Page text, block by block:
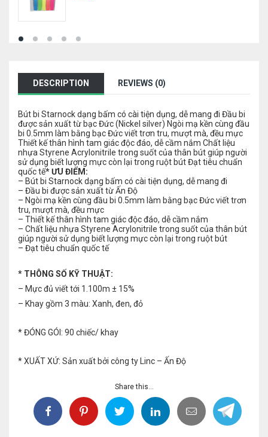
DESCRIPTION REVIEWS (0)
Bút bi Starnock dạng bấm có cài tiện dụng, dễ mang đi Đầu bi
được sản xuất từ bạc Đức (Nickel silver) Ngòi mạ kền cùng đầu
bi 0.5mm làm bằng bạc Đức viết trơn tru, mượt mà, đều mực
Thiết kế thân hình tam giác độc đáo, dễ cầm nắm Chất liệu
nhựa Styrene Acrylonitrile trong suốt của thân bút giúp người
sử dụng biết lượng mực còn lại trong ruột bút Đạt tiêu chuẩn
quốc tế* ƯU ĐIỂM:
– Bút bi Starnock dạng bấm có cài tiện dụng, dễ mang đi
– Đầu bi được sản xuất từ Ấn Độ
– Ngòi mạ kền cùng đầu bi 0.5mm làm bằng bạc Đức viết trơn
tru, mượt mà, đều mực
– Thiết kế thân hình tam giác độc đáo, dễ cầm nắm
– Chất liệu nhựa Styrene Acrylonitrile trong suốt của thân bút
giúp người sử dụng biết lượng mực còn lại trong ruột bút
– Đạt tiêu chuẩn quốc tế
* THÔNG SỐ KỸ THUẬT:
– Mực đủ viết tới 1.100m ± 15%
– Khay gồm 3 màu: Xanh, đen, đỏ
* ĐÓNG GÓI: 90 chiếc/ khay
* XUẤT XỨ: Sản xuất bởi công ty Linc – Ấn Độ
Share this...